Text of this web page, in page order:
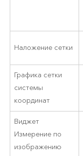
Наложение сетки
Графика сетки
системы
координат
Виджет
Измерение по
изображению